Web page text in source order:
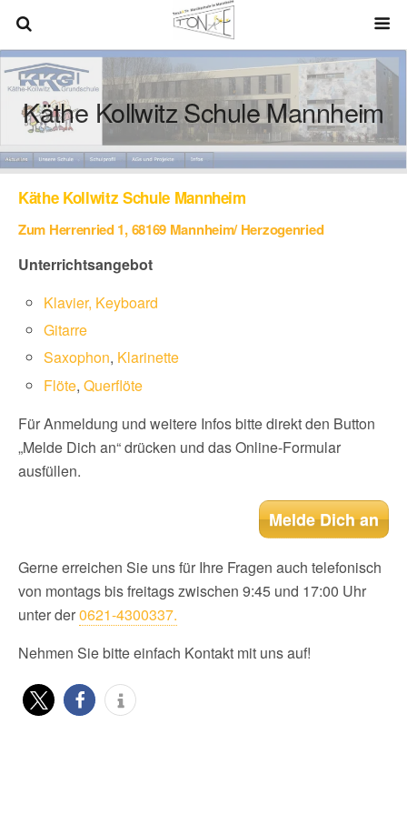
Käthe Kollwitz Schule Mannheim
Käthe Kollwitz Schule Mannheim
Zum Herrenried 1, 68169 Mannheim/ Herzogenried
Unterrichtsangebot
Klavier, Keyboard
Gitarre
Saxophon, Klarinette
Flöte,Querflöte
Für Anmeldung und weitere Infos bitte direkt den Button
„Melde Dich an“ drücken und das Online-Formular
ausfüllen.
Melde Dich an
Gerne erreichen Sie uns für Ihre Fragen auch telefonisch
von montags bis freitags zwischen 9:45 und 17:00 Uhr
unter der0621-4300337.
Nehmen Sie bitte einfach Kontakt mit uns auf!